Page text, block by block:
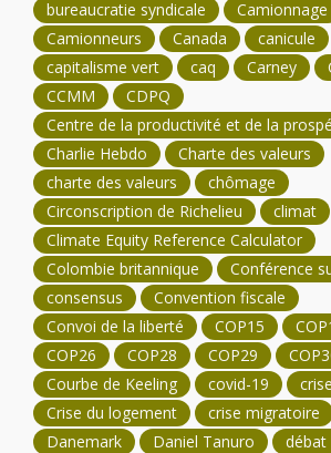
bureaucratie syndicale
Camionnage
Camionneurs
Canada canicule
capitalisme vert
caq Carney
CCMM
CDPQ
Centre de la productivité et de la
Charlie Hebdo
Charte des valeurs
charte des valeurs
chômage
Circonscription de Richelieu
climat
Climate Equity Reference Calculator
Colombie britannique
Conférence
consensus
Convention fiscale
Convoi de la liberté
COP15
COP26
COP28 COP29
Courbe de Keeling
covid-19
Crise du logement
crise migratoire
Danemark
Daniel Tanuro
débat